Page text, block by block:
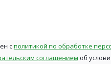
сполитикой по обработке
соглашением об